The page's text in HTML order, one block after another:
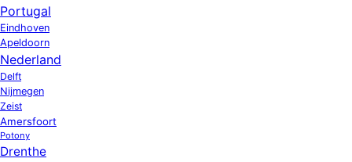
Portugal
Eindhoven
Apeldoorn
Nederland
Delft
Nijmegen
Zeist
Amersfoort
Potony
Drenthe